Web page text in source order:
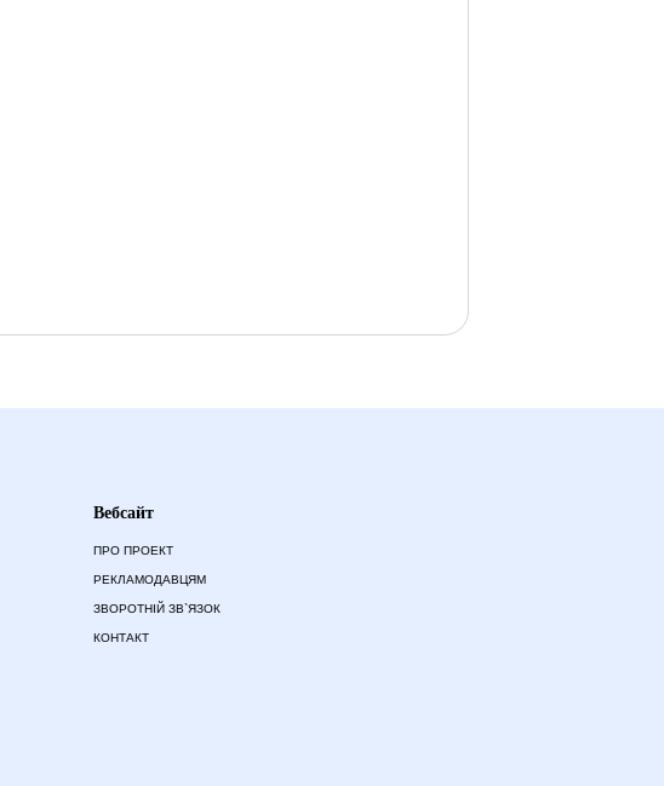
Вебсайт
ПРО ПРОЕКТ
РЕКЛАМОДАВЦЯМ
ЗВОРОТНІЙ ЗВ`ЯЗОК
КОНТАКТ